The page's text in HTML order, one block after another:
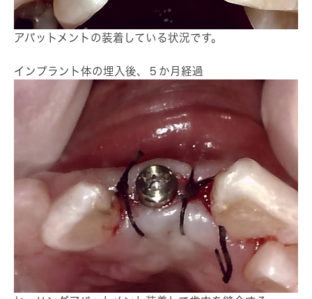
アバットメントの装着している状況です。
インプラント体の埋入後、５か月経過